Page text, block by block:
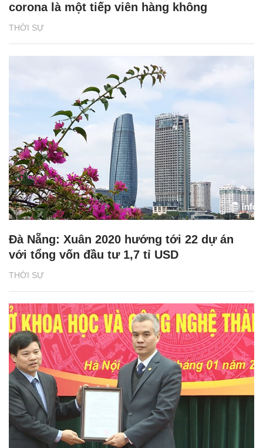
THỜI SỰ
corona là một tiếp viên hàng không
THỜI SỰ
Đà Nẵng: Xuân 2020 hướng tới 22 dự án
với tổng vốn đầu tư 1,7 tỉ USD